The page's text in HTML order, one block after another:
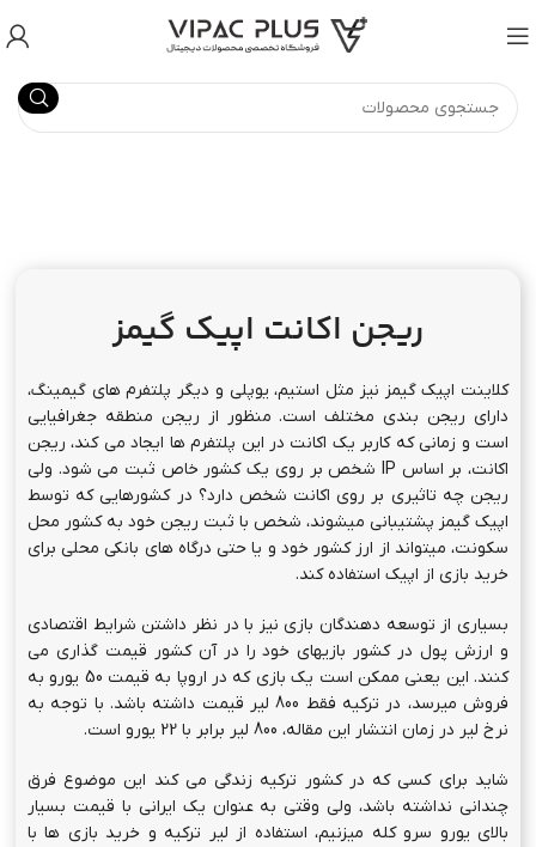
ریجن اکانت اپیک گیمز
کلاینت اپیک گیمز نیز مثل استیم، یوپلی و دیگر پلتفرم های گیمینگ،
دارای ریجن بندی مختلف است. منظور از ریجن منطقه جغرافیایی
است و زمانی که کاربر یک اکانت در این پلتفرم ها ایجاد می کند، ریجن
اکانت، بر اساس IP شخص بر روی یک کشور خاص ثبت می شود. ولی
ریجن چه تاثیری بر روی اکانت شخص دارد؟ در کشورهایی که توسط
اپیک گیمز پشتیبانی میشوند، شخص با ثبت ریجن خود به کشور محل
سکونت، میتواند از ارز کشور خود و یا حتی درگاه های بانکی محلی برای
خرید بازی از اپیک استفاده کند.
بسیاری از توسعه دهندگان بازی نیز با در نظر داشتن شرایط اقتصادی
و ارزش پول در کشور بازیهای خود را در آن کشور قیمت گذاری می
کنند. این یعنی ممکن است یک بازی که در اروپا به قیمت 50 یورو به
فروش میرسد، در ترکیه فقط 800 لیر قیمت داشته باشد. با توجه به
نرخ لیر در زمان انتشار این مقاله، 800 لیر برابر با 22 یورو است.
شاید برای کسی که در کشور ترکیه زندگی می کند این موضوع فرق
چندانی نداشته باشد، ولی وقتی به عنوان یک ایرانی با قیمت بسیار
بالای یورو سرو کله میزنیم، استفاده از لیر ترکیه و خرید بازی ها با